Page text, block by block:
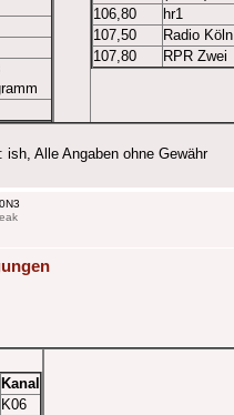
106,80
hr1
107,50
Radio Köln
107,80
RPR Zwei
Alle Angaben ohne Gewähr
Kanal
K06